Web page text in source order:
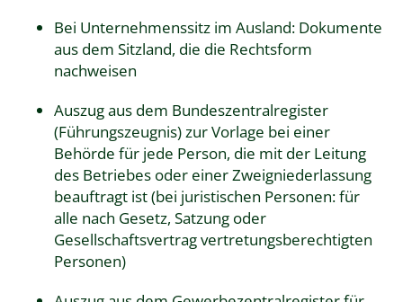
Bei Unternehmenssitz im Ausland: Dokumente
aus dem Sitzland, die die Rechtsform
nachweisen
Auszug aus dem Bundeszentralregister
(Führungszeugnis) zur Vorlage bei einer
Behörde für jede Person, die mit der Leitung
des Betriebes oder einer Zweigniederlassung
beauftragt ist (bei juristischen Personen: für
alle nach Gesetz, Satzung oder
Gesellschaftsvertrag vertretungsberechtigten
Personen)